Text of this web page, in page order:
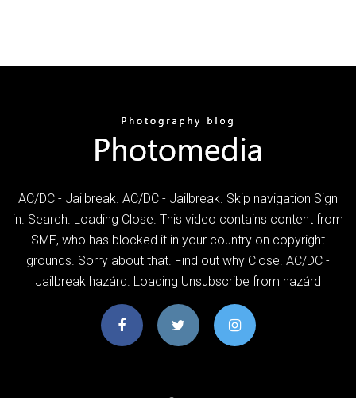
AC/DC - Jailbreak. AC/DC - Jailbreak. Skip navigation Sign
in. Search. Loading Close. This video contains content from
SME, who has blocked it in your country on copyright
grounds. Sorry about that. Find out why Close. AC/DC -
Jailbreak hazárd. Loading Unsubscribe from hazárd